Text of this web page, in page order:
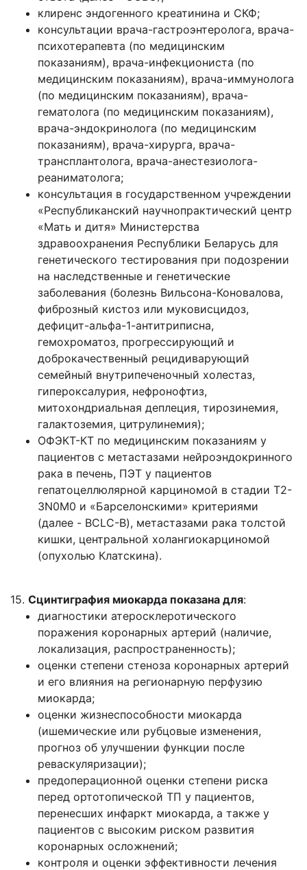
клиренс эндогенного креатинина и СКФ;
консультации врача-гастроэнтеролога, врача-
психотерапевта (по медицинским
показаниям), врача-инфекциониста (по
медицинским показаниям), врача-иммунолога
(по медицинским показаниям), врача-
гематолога (по медицинским показаниям),
врача-эндокринолога (по медицинским
показаниям), врача-хирурга, врача-
трансплантолога, врача-анестезиолога-
реаниматолога;
консультация в государственном учреждении
«Республиканский научнопрактический центр
«Мать и дитя» Министерства
здравоохранения Республики Беларусь для
генетического тестирования при подозрении
на наследственные и генетические
заболевания (болезнь Вильсона-Коновалова,
фиброзный кистоз или муковисцидоз,
дефицит-альфа-1-антитриписна,
гемохроматоз, прогрессирующий и
доброкачественный рецидиварующий
семейный внутрипеченочный холестаз,
гипероксалурия, нефронофтиз,
митохондриальная деплеция, тирозинемия,
галактоземия, цитрулинемия);
ОФЭКТ-КТ по медицинским показаниям у
пациентов с метастазами нейроэндокринного
рака в печень, ПЭТ у пациентов
гепатоцеллюлярной карциномой в стадии T2-
3N0M0 и «Барселонскими» критериями
(далее - BCLC-B), метастазами рака толстой
кишки, центральной холангиокарциномой
(опухолью Клатскина).
15. Сцинтиграфия миокарда показана для:
диагностики атеросклеротического
поражения коронарных артерий (наличие,
локализация, распространенность);
оценки степени стеноза коронарных артерий
и его влияния на регионарную перфузию
миокарда;
оценки жизнеспособности миокарда
(ишемические или рубцовые изменения,
прогноз об улучшении функции после
реваскуляризации);
предоперационной оценки степени риска
перед ортотопической ТП у пациентов,
перенесших инфаркт миокарда, а также у
пациентов с высоким риском развития
коронарных осложнений;
контроля и оценки эффективности лечения